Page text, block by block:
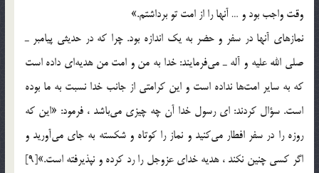
وقت واجب بود و … آنها را از امت تو برداشتم.»
نمازهاي آنها در سفر و حضر به يك اندازه بود. چرا كه در حديثي پيامبر ـ
صلي الله عليه و آله ـ مي‌فرمايند: خدا به من و امت من هديه‌اي داده است
كه به ساير امت‌ها نداده است و اين كرامتي از جانب خدا نسبت به ما بوده
است. سؤال كردند: اي رسول خدا آن چه چيزي مي‌باشد ، فرمود: «اين كه
روزه را در سفر افطار مي‌كنيد و نماز را كوتاه و شكسته به جاي مي‌آوريد و
اگر كسي چنين نكند ، هديه خداي عزوجل را رد كرده و نپذيرفته است.»[9]